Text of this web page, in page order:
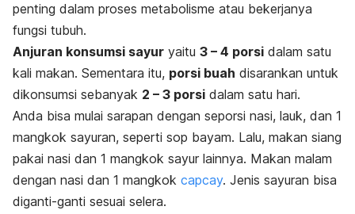
penting dalam proses metabolisme atau bekerjanya
fungsi tubuh.
Anjuran konsumsi sayur yaitu 3 – 4 porsi dalam satu
kali makan. Sementara itu, porsi buah disarankan untuk
dikonsumsi sebanyak 2 – 3 porsi dalam satu hari.
Anda bisa mulai sarapan dengan seporsi nasi, lauk, dan 1
mangkok sayuran, seperti sop bayam. Lalu, makan siang
pakai nasi dan 1 mangkok sayur lainnya. Makan malam
dengan nasi dan 1 mangkok capcay. Jenis sayuran bisa
diganti-ganti sesuai selera.